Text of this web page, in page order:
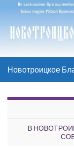
Новотроицкое
В